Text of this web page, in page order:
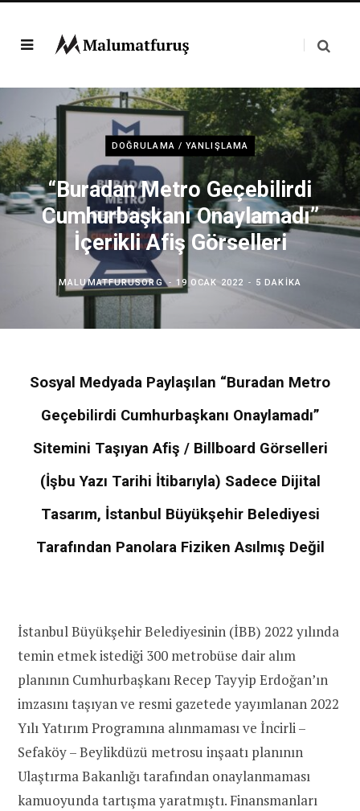
DOĞRULAMA / YANLIŞLAMA
“Buradan Metro Geçebilirdi
Cumhurbaşkanı Onaylamadı”
İçerikli Afiş Görselleri
MALUMATFURUSORG 19 OCAK 2022 5 DAKIKA
Sosyal Medyada Paylaşılan “Buradan Metro
Geçebilirdi Cumhurbaşkanı Onaylamadı”
Sitemini Taşıyan Afiş / Billboard Görselleri
(İşbu Yazı Tarihi İtibarıyla) Sadece Dijital
Tasarım, İstanbul Büyükşehir Belediyesi
Tarafından Panolara Fiziken Asılmış Değil
İstanbul Büyükşehir Belediyesinin (İBB) 2022 yılında
temin etmek istediği 300 metrobüse dair alım
planının Cumhurbaşkanı Recep Tayyip Erdoğan’ın
imzasını taşıyan ve resmi gazetede yayımlanan 2022
Yılı Yatırım Programına alınmaması ve İncirli –
Sefaköy – Beylikdüzü metrosu inşaatı planının
Ulaştırma Bakanlığı tarafından onaylanmaması
kamuoyunda tartışma yaratmıştı. Finansmanları